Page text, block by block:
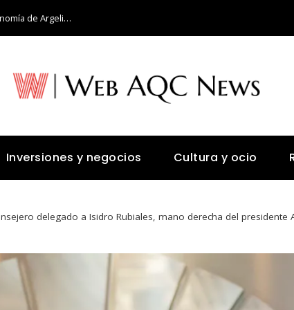
Retos y oportunidades para diversificar la economía de Argelia más allá del petróleo
Inversiones y negocios Cultura y ocio
delegado a Isidro Rubiales, mano derecha del presidente